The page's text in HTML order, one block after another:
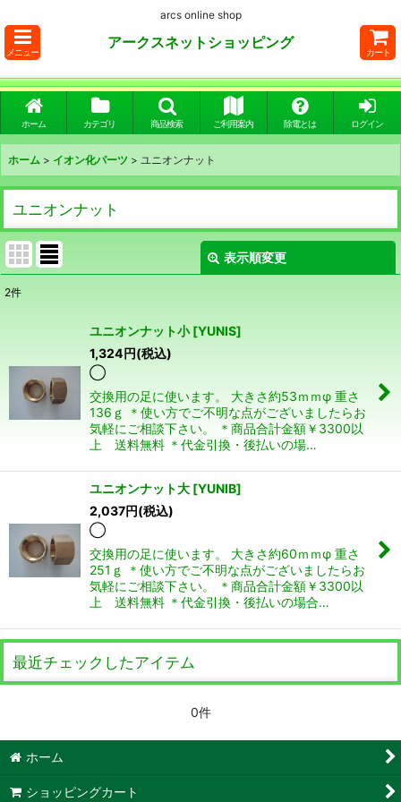
arcs online shop
メニュー
アークスネットショッピング
カート
ホーム カテゴリ 商品検索 ご利用案内 除電とは ログイン
ホーム > イオン化パーツ > ユニオンナット
ユニオンナット
表示順変更
絞り込む
2件
ユニオンナット小 [YUNIS]
1,324円(税込)
◯
交換用の足に使います。 大きさ約53ｍｍφ 重さ
136ｇ ＊使い方でご不明な点がございましたらお
気軽にご相談下さい。 ＊商品合計金額￥3300以
上 送料無料 ＊代金引換・後払いの場…
ユニオンナット大 [YUNIB]
2,037円(税込)
◯
交換用の足に使います。 大きさ約60ｍｍφ 重さ
251ｇ ＊使い方でご不明な点がございましたらお
気軽にご相談下さい。 ＊商品合計金額￥3300以
上 送料無料 ＊代金引換・後払いの場合…
最近チェックしたアイテム
0件
ホーム
ショッピングカート